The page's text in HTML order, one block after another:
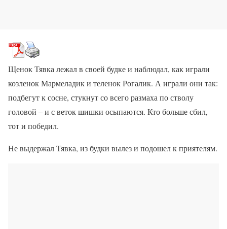
Щенок Тявка лежал в своей будке и наблюдал, как играли
козленок Мармеладик и теленок Рогалик. А играли они так:
подбегут к сосне, стукнут со всего размаха по стволу
головой – и с веток шишки осыпаются. Кто больше сбил,
тот и победил.
Не выдержал Тявка, из будки вылез и подошел к приятелям.